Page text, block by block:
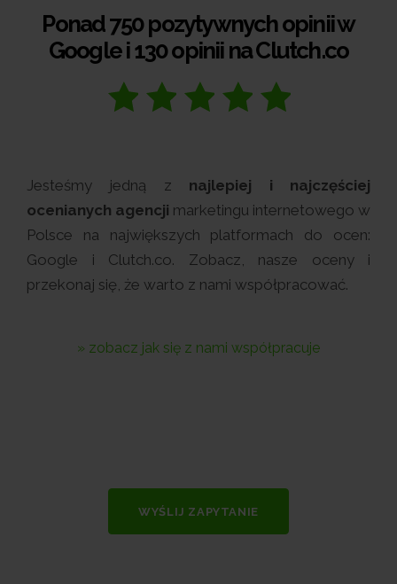
Ponad 750 pozytywnych opinii w
Google i 130 opinii na Clutch.co
Jesteśmy jedną z najlepiej i najczęściej
ocenianych agencji marketingu internetowego w
Polsce na największych platformach do ocen:
Google i Clutch.co. Zobacz, nasze oceny i
przekonaj się, że warto z nami współpracować.
» zobacz jak się z nami współpracuje
WYŚLIJ ZAPYTANIE